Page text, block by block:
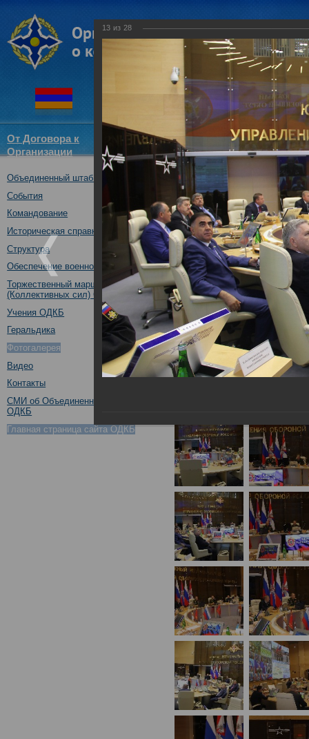
От Договора к
Организации
Структура
ОДКБ
Новости
Объединенный штаб ОДКБ
События
Командование
Историческая справка
Структура
Обеспечение военной безопасности
Торжественный марш Войск
(Коллективных сил) ОДКБ
Учения ОДКБ
Геральдика
Фотогалерея
Видео
Контакты
СМИ об Объединенном штабе
ОДКБ
Главная страница сайта ОДКБ
Участие
Координационного
(комиссий) по обороне
государств-членов
Ассамблеи ОДКБ
02.10.2017
13 из 28